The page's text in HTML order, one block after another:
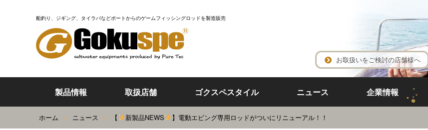
船釣り、ジギング、タイラバなどボートからのゲームフィッシングロッドを製造販売
お取扱いをご検討の店舗様へ
製品情報 取扱店舗 ゴクスペスタイル ニュース 企業情報
ホーム > ニュース > 【 新製品NEWS 】電動エビング専用ロッドがついにリニューアル！！